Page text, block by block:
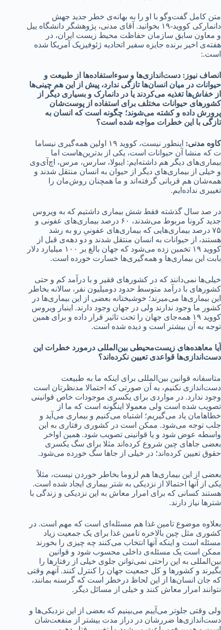
متن کامل گفت‌وگو با او را به بهانه‌ی خطر جدید جهش
دانمارکی کووید-۱۹ بخوانید. آقای مدنی، پژوهشگر دانشگاه ییل
و معاون سابق سازمان حفاظت محیط زیست ایران، در
هفته‌ی اخیر برنده جایزه سفیر اتحادیه ژئوفیزیک آمریکا شده
است.:
انصاف نیوز: دست‌اندازی‌ها و سوءاستفاده‌ها از طبیعت و
حیوانات در میان انسان‌ها تازگی ندارد، پیش از این هم چینی‌ها
از خفاش‌ها تغذیه می‌کردند یا در دانمارک و بسیاری دیگر از
کشورهای حیوانات مختلف برای استفاده از پوست‌شان
پرورش داده و کشته می‌شوند؛ چگونه است که انسان به
تازگی با این خطرات مواجه شده است؟
کاوه مدنی:
اینطور نیست، کووید ۱۹ اولین همه‌گیری نیساما
ت که منشا آن حیوانات است، یکی از بدترین‌هاست اما
بیماری‌های دیگر هم داشته‌ایم: ایبولا، سارس، مرس، اچ‌آی‌وی
و خیلی از بیماری‌های دیگر از حیوان به انسان منتقل شدند و
همه‌شان هم قربانی گرفته‌اند و ما همچنان روش‌مان را
تغییری نداده‌ایم.
در صد سال گذشته فقط شش بیماری داشتیم که به ویروس
جدید کرونا مربوط می‌شدند، ۶۰ درصد بیماری‌های عفونی و
۷۵ درصد بیماری‌هایی که بیماری‌های عفونیِ رو به رشد
هستند، از حیوانات به انسان منتقل شدند و دو دهه‌ی قبل از
کووید ۱۹ تخمین زده می‌شود که جهان بالغ بر ۱۰۰ میلیارد دلار
بابت این بیماری‌ها و همه‌گیری‌ها خسارت خورده است.
خیلی‌ها نمی‌دانند که در کشورهای فقیر و با درآمد کم و حتی
کشورهای با درآمد متوسط حدود دومیلیون نفر، سالانه بخاطر
این بیماری‌ها می‌میرند؛ خوشبختانه بعضی از این بیماری‌ها در
کشور ما وجود ندارند ولی در جهان وجود دارند. اینبار ویروس
کووید ۱۹ همه‌جای جهان را تحت تاثیر قرار داده و برای همین
توجه به آن بیشتر است و دیده شده است.
آیا معاهده‌های زیست‌محیطی بین‌المللی درمورد خطرات این
دست‌اندازی‌ها قواعدی تعیین نکرده‌اند؟
متاسفانه قوانین بین‌المللی برای اینکه ما به طبیعت
دست‌اندازی نکنیم، به آن صورتی که احتمالا مدنظرتان است
وجود ندارد. در مواردی برای یکسری موجودات خاص قوانینی
تصویب شده است ولی معمولا اینگونه است که ما از
خطاهامان یاد می‌گیریم؛ اشتباه می‌کنیم و بیماری می‌آید و
جلب توجه می‌شود. ممکن است در کشوری رفتاری به این
واسطه عوض شود و یا قوانینی تصویب شود. همین اواخر
بعضی جاهای چین شروع کرده‌اند مثلا برای سگ یکسری
حقوق تعیین کرده‌اند؛ در خیلی از جاها سگ خورده می‌شود.
بعضی از این بیماری‌ها هم لزوما بخاطر خوردن نیست، مثلاً
یکی از آنها احتمالا از نزدیکی به شتر بیماری ایجاد شده است.
هستند کسانی که برای امرار معاش به این نزدیکی و زندگی با
شترها نیاز دارند.
بعلاوه موضوع تامین غذا هم مسئله‌ای است که مهم است. در
کشوری مثل چین بالاخره تامین غذا برای یک جمعیت زیاد
مسئله است و اینکه آنها انتخاب می‌کنند چه چیزی را بخورند
ممکن است یک مسئله‌ی داخلی محسوب شود و قوانین
بین‌المللی به این راحتی نمی‌توانن جلوی خیلی از رفتارها را
بگیرند و کشورها و کل جمعیت جهان را کنترل کنند. آنهم وقتی
که جان انسان‌ها از این لحاظ درخطر است که گرسنه بمانند،
نتوانند امرار معاش کنند و خیلی از مسائل دیگر.
ولی وقتی جلوتر می‌آییم می‌بینیم که بعضی از این نزدیکی‌ها و
دست‌اندازی‌ها ضررشان در دراز مدت بیشتر از منفعت‌شان